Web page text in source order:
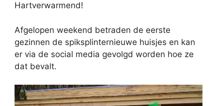
Hartverwarmend!
Afgelopen weekend betraden de eerste
gezinnen de spiksplinternieuwe huisjes en kan
er via de social media gevolgd worden hoe ze
dat bevalt.